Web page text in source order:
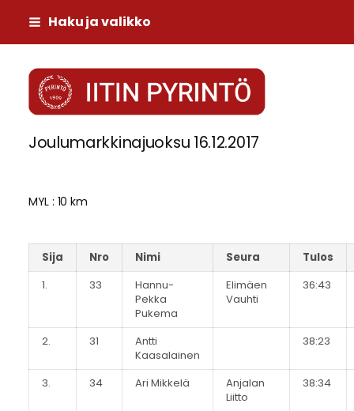
Siirry
sivun
sisältöön
Haku ja valikko
Iitin Pyrintö
Joulumarkkinajuoksu 16.12.2017
MYL : 10 km
Sija Nro Nimi Seura
Tulos
1.
33
Hannu-
Pekka
Pukema
Elimäen
Vauhti
36:43
2. 31
Antti
Kaasalainen
38:23
3. 34 Ari Mikkelä
Anjalan
Liitto
38:34